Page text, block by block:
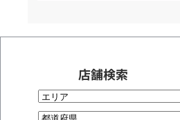
店舗検索